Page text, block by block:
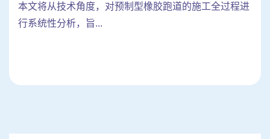
本文将从技术角度，对预制型橡胶跑道的施工全过程进
行系统性分析，旨...